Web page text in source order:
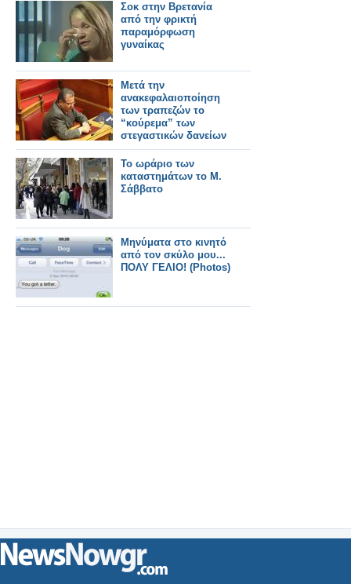
Σοκ στην Βρετανία
από την φρικτή
παραμόρφωση
γυναίκας
Μετά την
ανακεφαλαιοποίηση
των τραπεζών το
“κούρεμα” των
στεγαστικών δανείων
Το ωράριο των
καταστημάτων το Μ.
Σάββατο
Μηνύματα στο κινητό
από τον σκύλο μου...
ΠΟΛΥ ΓΕΛΙΟ! (Photos)